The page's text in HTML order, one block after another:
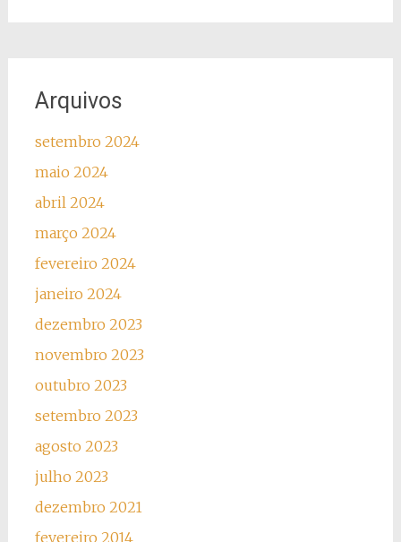
Arquivos
setembro 2024
maio 2024
abril 2024
março 2024
fevereiro 2024
janeiro 2024
dezembro 2023
novembro 2023
outubro 2023
setembro 2023
agosto 2023
julho 2023
dezembro 2021
fevereiro 2014